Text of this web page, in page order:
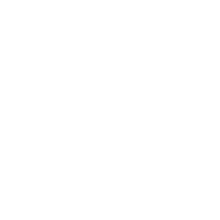
i färgerna: